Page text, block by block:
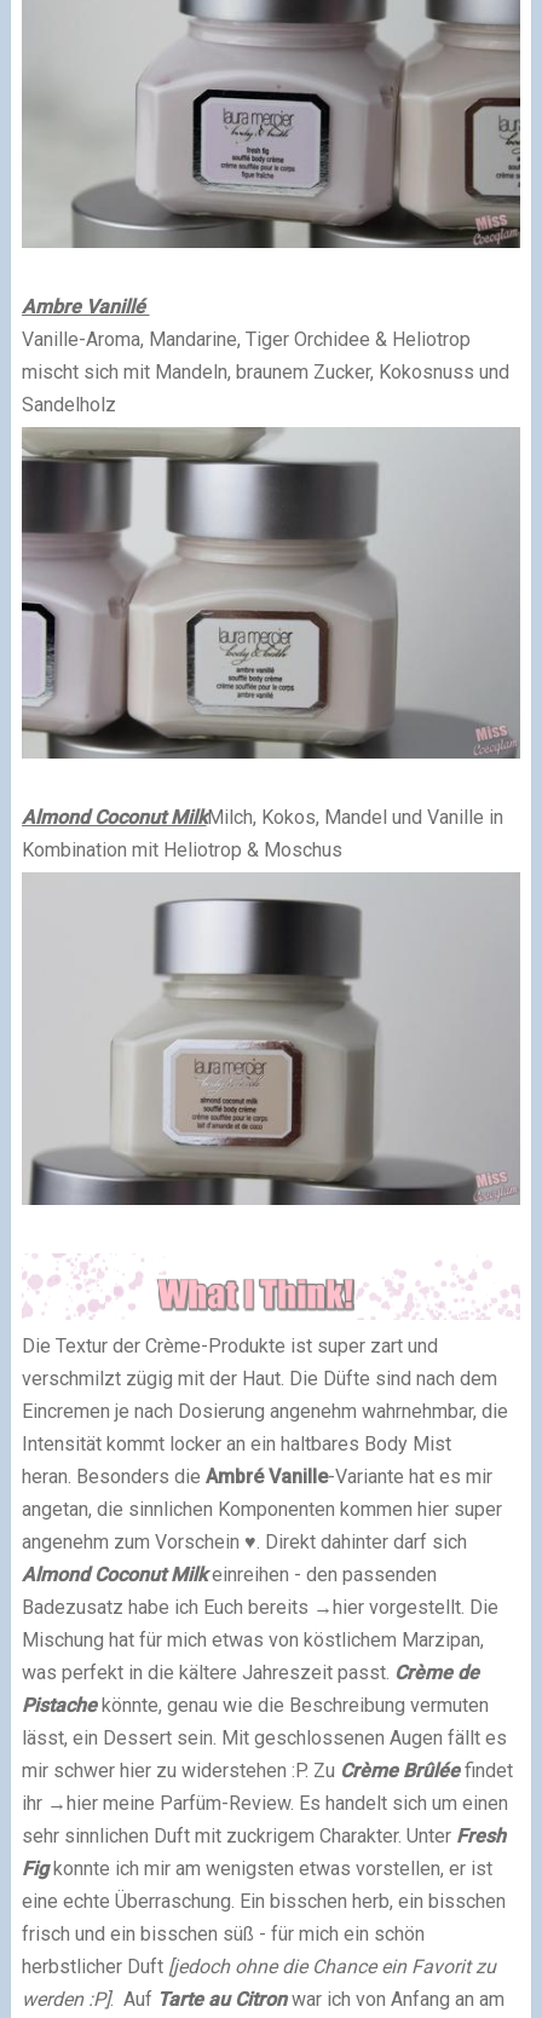
Ambre Vanillé
Vanille-Aroma, Mandarine, Tiger Orchidee & Heliotrop
mischt sich mit Mandeln, braunem Zucker, Kokosnuss und
Sandelholz
Almond Coconut MilkMilch, Kokos, Mandel und Vanille in
Kombination mit Heliotrop & Moschus
Die Textur der Crème-Produkte ist super zart und
verschmilzt zügig mit der Haut. Die Düfte sind nach dem
Eincremen je nach Dosierung angenehm wahrnehmbar, die
Intensität kommt locker an ein haltbares Body Mist
heran. Besonders die Ambré Vanille-Variante hat es mir
angetan, die sinnlichen Komponenten kommen hier super
angenehm zum Vorschein ♥. Direkt dahinter darf sich
Almond Coconut Milkeinreihen - den passenden
Badezusatz habe ich Euch bereits →hiervorgestellt. Die
Mischung hat für mich etwas von köstlichem Marzipan,
was perfekt in die kältere Jahreszeit passt. Crème de
Pistachekönnte, genau wie die Beschreibung vermuten
lässt, ein Dessert sein. Mit geschlossenen Augen fällt es
mir schwer hier zu widerstehen :P. Zu Crème Brûléefindet
ihr →hiermeine Parfüm-Review. Es handelt sich um einen
sehr sinnlichen Duft mit zuckrigem Charakter. Unter Fresh
Figkonnte ich mir am wenigsten etwas vorstellen, er ist
eine echte Überraschung. Ein bisschen herb, ein bisschen
frisch und ein bisschen süß - für mich ein schön
herbstlicher Duft [jedoch ohne die Chance ein Favorit zu
werden :P]. Auf Tarte au Citronwar ich von Anfang an am